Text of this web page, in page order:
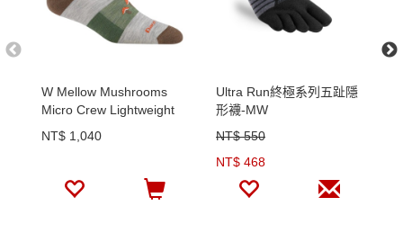
W Mellow Mushrooms
Micro Crew Lightweight
Hiking Socks
NT$ 1,040
Ultra Run終極系列五趾隱
形襪-MW
NT$ 550
NT$ 468